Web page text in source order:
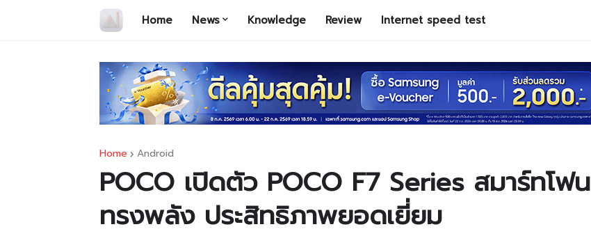
Home News Knowledge Review Internet speed test
Home Android
POCO เปิดตัว POCO F7 Series สมาร์ทโฟน
ทรงพลัง ประสิทธิภาพยอดเยี่ยม